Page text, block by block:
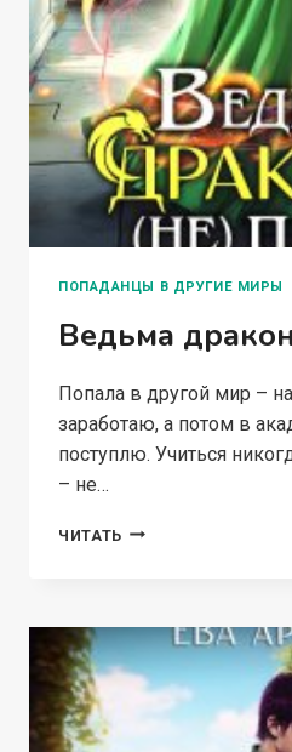
ПОПАДАНЦЫ В ДРУГИЕ МИРЫ
Ведьма
Попала в другой мир –
заработаю, а потом в
поступлю. Учиться
– не…
ЧИТАТЬ ВЕДЬМА